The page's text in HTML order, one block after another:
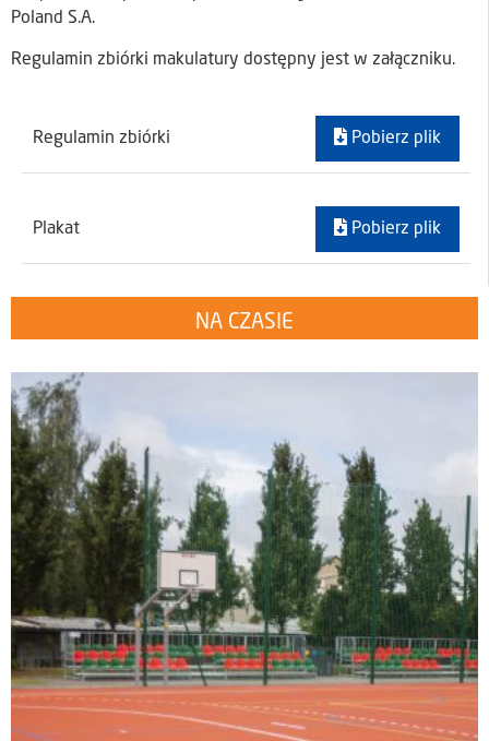
Poland S.A.
Regulamin zbiórki makulatury dostępny jest w załączniku.
Regulamin zbiórki Pobierz plik
Plakat Pobierz plik
NA CZASIE